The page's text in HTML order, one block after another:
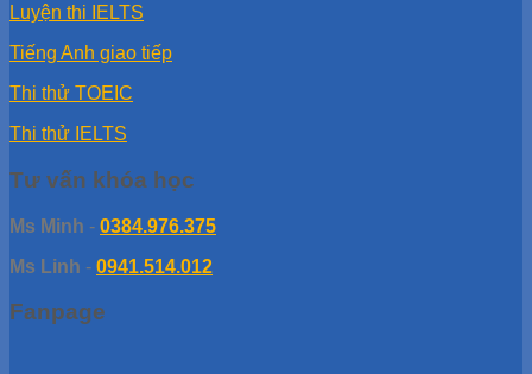
Luyện thi IELTS
Tiếng Anh giao tiếp
Thi thử TOEIC
Thi thử IELTS
Tư vấn khóa học
Ms Minh - 0384.976.375
Ms Linh - 0941.514.012
Fanpage